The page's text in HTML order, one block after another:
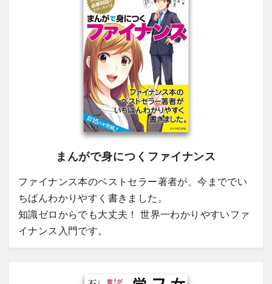
まんがで身につくファイナンス
ファイナンス本のベストセラー著者が、今まででい
ちばんわかりやすく書きました。
知識ゼロからでも大丈夫！ 世界一わかりやすいファ
イナンス入門です。